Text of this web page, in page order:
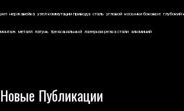
укп нержавейка узел коммутации привода сталь угловой косынки боковые глубокий
монтаж металл латунь трехканальный лазерная резка стали алюминий
Новые Публикации